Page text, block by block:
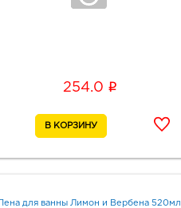
254.0 i
Пена для ванны Лимон и Вербена 520мл